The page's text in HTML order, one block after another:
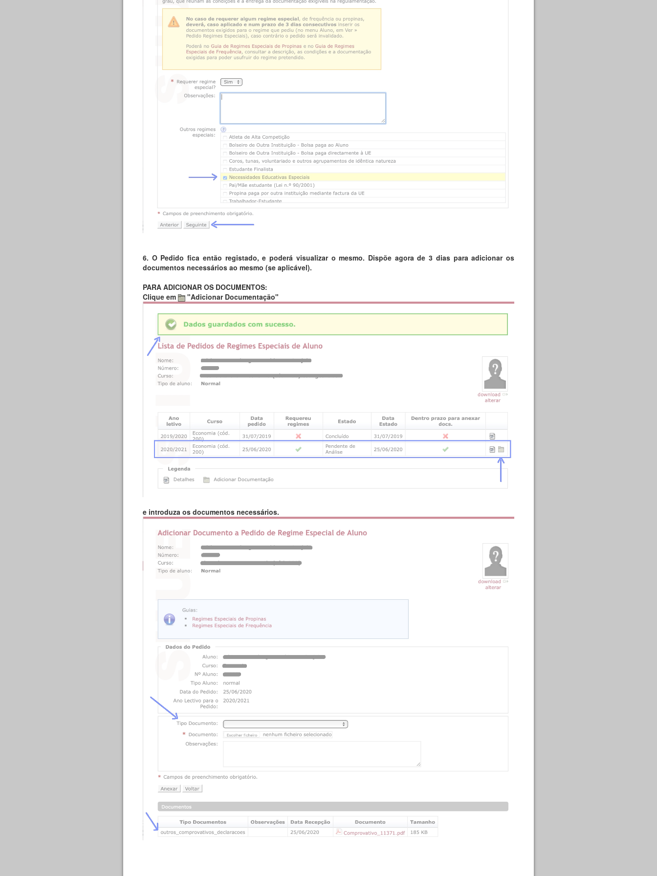
6. O Pedido fica então registado, e poderá visualizar o mesmo. Dispõe agora de 3 dias para adicionar os
documentos necessários ao mesmo (se aplicável).
PARA ADICIONAR OS DOCUMENTOS:
Clique em
"Adicionar Documentação"
e introduza os documentos necessários.